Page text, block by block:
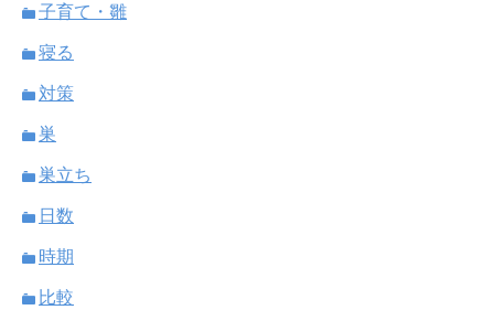
子育て・雛
寝る
対策
巣
巣立ち
日数
時期
比較